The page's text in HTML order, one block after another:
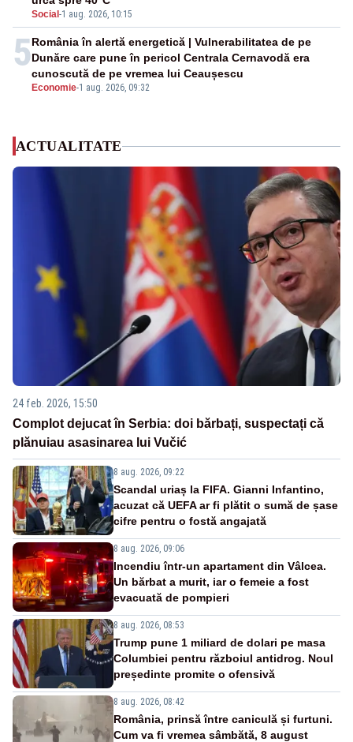
Social -1 aug. 2026, 10:15
5
Economie-1 aug. 2026, 09:32
România în alertă energetică | Vulnerabilitatea de pe
Dunăre care pune în pericol Centrala Cernavodă era
cunoscută de pe vremea lui Ceaușescu
ACTUALITATE
24 feb. 2026, 15:50
Complot dejucat în Serbia: doi bărbați, suspectați că
plănuiau asasinarea lui Vučić
8 aug. 2026, 09:22
Scandal uriaș la FIFA. Gianni Infantino,
acuzat că UEFA ar fi plătit o sumă de șase
cifre pentru o fostă angajată
8 aug. 2026, 09:06
Incendiu într-un apartament din Vâlcea.
Un bărbat a murit, iar o femeie a fost
evacuată de pompieri
8 aug. 2026, 08:53
Trump pune 1 miliard de dolari pe masa
Columbiei pentru războiul antidrog. Noul
președinte promite o ofensivă
8 aug. 2026, 08:42
România, prinsă între caniculă și furtuni.
Cum va fi vremea sâmbătă, 8 august